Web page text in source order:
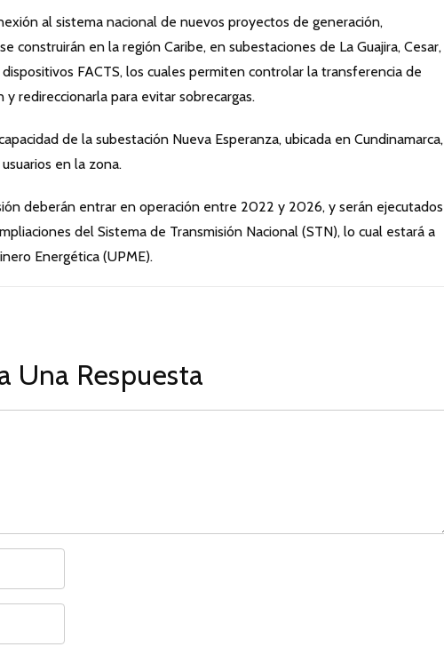
al sistema nacional de nuevos proyectos de generación,
construirán en la región Caribe, en subestaciones de La Guajira, Cesar,
FACTS, los cuales permiten controlar la transferencia de
redireccionarla para evitar sobrecargas.
de la subestación Nueva Esperanza, ubicada en Cundinamarca,
en la zona.
deberán entrar en operación entre 2022 y 2026, y serán ejecutados
del Sistema de Transmisión Nacional (STN), lo cual estará a
Energética (UPME).
Una Respuesta